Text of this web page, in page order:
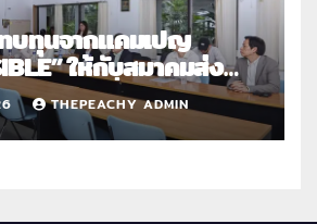
บทุนจากแคมเปญ
ให้กับสมาคมส่ง
พสตรีฯ เนื่องในวันสตรี
THEPEACHY ADMIN